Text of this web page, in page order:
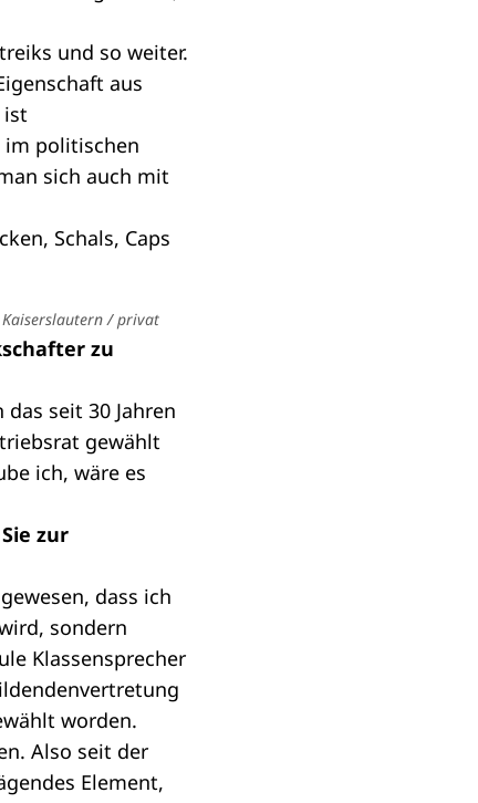
und so weiter.
aus
ist
im politischen
sich auch mit
/ privat
zu
seit 30 Jahren
gewählt
ich, wäre es
zur
dass ich
sondern
Klassensprecher
worden.
Also seit der
Element,